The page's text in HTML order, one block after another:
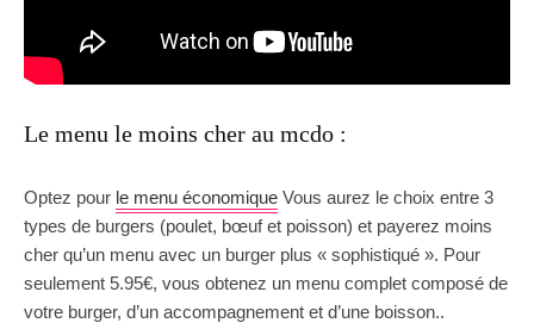
Le menu le moins cher au mcdo :
Optez pour le menu économique Vous aurez le choix entre 3
types de burgers (poulet, bœuf et poisson) et payerez moins
cher qu’un menu avec un burger plus « sophistiqué ». Pour
seulement 5.95€, vous obtenez un menu complet composé de
votre burger, d’un accompagnement et d’une boisson..